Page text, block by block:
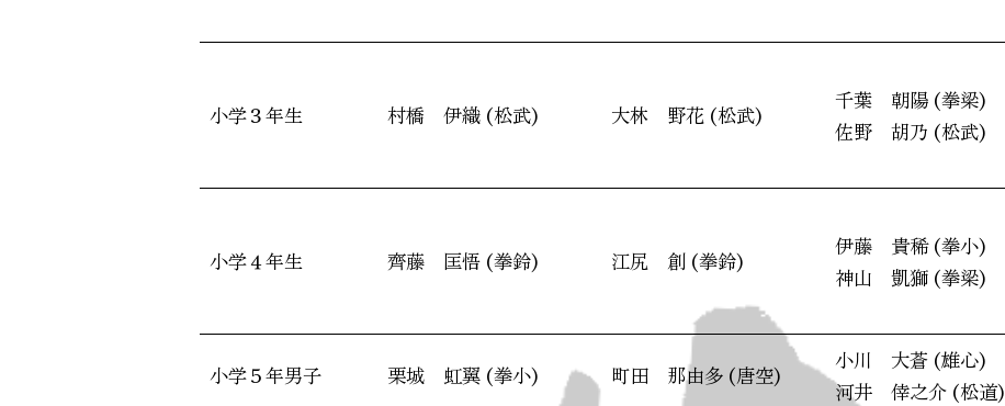
小学３年生 村橋 伊織 (松武) 大林 野花 (松武)
千葉 朝陽 (拳梁)
佐野 胡乃 (松武)
小学４年生 齊藤 匡悟 (拳鈴) 江尻 創 (拳鈴)
伊藤 貴稀 (拳小)
神山 凱獅 (拳梁)
小学５年男子 栗城 虹翼 (拳小) 町田 那由多 (唐空)
小川 大蒼 (雄心)
河井 倖之介 (松道)